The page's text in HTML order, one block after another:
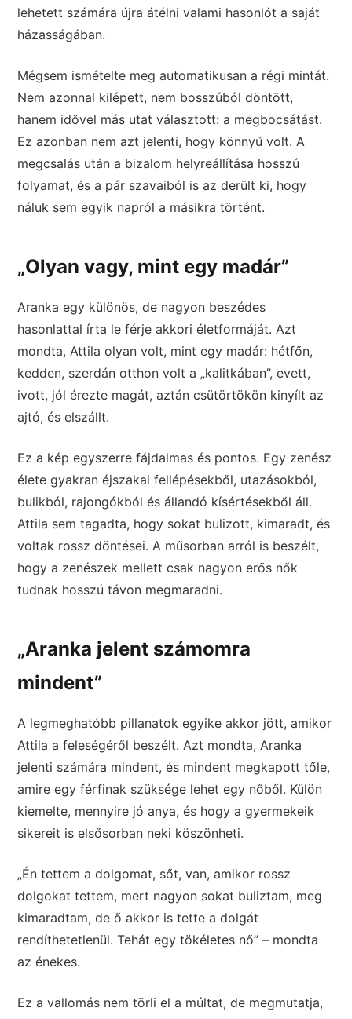
lehetett számára újra átélni valami hasonlót a saját
házasságában.
Mégsem ismételte meg automatikusan a régi mintát.
Nem azonnal kilépett, nem bosszúból döntött,
hanem idővel más utat választott: a megbocsátást.
Ez azonban nem azt jelenti, hogy könnyű volt. A
megcsalás után a bizalom helyreállítása hosszú
folyamat, és a pár szavaiból is az derült ki, hogy
náluk sem egyik napról a másikra történt.
„Olyan vagy, mint egy madár”
Aranka egy különös, de nagyon beszédes
hasonlattal írta le férje akkori életformáját. Azt
mondta, Attila olyan volt, mint egy madár: hétfőn,
kedden, szerdán otthon volt a „kalitkában”, evett,
ivott, jól érezte magát, aztán csütörtökön kinyílt az
ajtó, és elszállt.
Ez a kép egyszerre fájdalmas és pontos. Egy zenész
élete gyakran éjszakai fellépésekből, utazásokból,
bulikból, rajongókból és állandó kísértésekből áll.
Attila sem tagadta, hogy sokat bulizott, kimaradt, és
voltak rossz döntései. A műsorban arról is beszélt,
hogy a zenészek mellett csak nagyon erős nők
tudnak hosszú távon megmaradni.
„Aranka jelent számomra
mindent”
A legmeghatóbb pillanatok egyike akkor jött, amikor
Attila a feleségéről beszélt. Azt mondta, Aranka
jelenti számára mindent, és mindent megkapott tőle,
amire egy férfinak szüksége lehet egy nőből. Külön
kiemelte, mennyire jó anya, és hogy a gyermekeik
sikereit is elsősorban neki köszönheti.
„Én tettem a dolgomat, sőt, van, amikor rossz
dolgokat tettem, mert nagyon sokat buliztam, meg
kimaradtam, de ő akkor is tette a dolgát
rendíthetetlenül. Tehát egy tökéletes nő” – mondta
az énekes.
Ez a vallomás nem törli el a múltat, de megmutatja,